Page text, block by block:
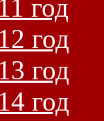
год
год
год
год